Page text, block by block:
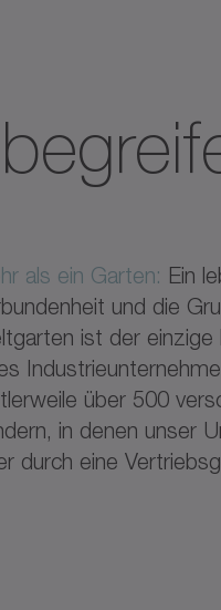
als ein Garten: Ein
und die
ist der
über 500
in denen unser
durch eine